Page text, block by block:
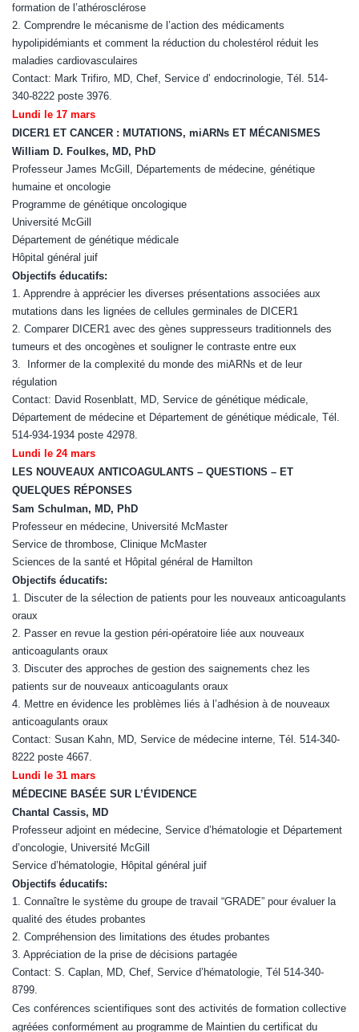
formation de l’athérosclérose
2. Comprendre le mécanisme de l’action des médicaments
hypolipidémiants et comment la réduction du cholestérol réduit les
maladies cardiovasculaires
Contact: Mark Trifiro, MD, Chef, Service d’ endocrinologie, Tél. 514-
340-8222 poste 3976.
Lundi le 17 mars
DICER1 ET CANCER : MUTATIONS, miARNs ET MÉCANISMES
William D. Foulkes, MD, PhD
Professeur James McGill, Départements de médecine, génétique
humaine et oncologie
Programme de génétique oncologique
Université McGill
Département de génétique médicale
Hôpital général juif
Objectifs éducatifs:
1. Apprendre à apprécier les diverses présentations associées aux
mutations dans les lignées de cellules germinales de DICER1
2. Comparer DICER1 avec des gènes suppresseurs traditionnels des
tumeurs et des oncogènes et souligner le contraste entre eux
3. Informer de la complexité du monde des miARNs et de leur
régulation
Contact: David Rosenblatt, MD, Service de génétique médicale,
Département de médecine et Département de génétique médicale, Tél.
514-934-1934 poste 42978.
Lundi le 24 mars
LES NOUVEAUX ANTICOAGULANTS – QUESTIONS – ET
QUELQUES RÉPONSES
Sam Schulman, MD, PhD
Professeur en médecine, Université McMaster
Service de thrombose, Clinique McMaster
Sciences de la santé et Hôpital général de Hamilton
Objectifs éducatifs:
1. Discuter de la sélection de patients pour les nouveaux anticoagulants
oraux
2. Passer en revue la gestion péri-opératoire liée aux nouveaux
anticoagulants oraux
3. Discuter des approches de gestion des saignements chez les
patients sur de nouveaux anticoagulants oraux
4. Mettre en évidence les problèmes liés à l’adhésion à de nouveaux
anticoagulants oraux
Contact: Susan Kahn, MD, Service de médecine interne, Tél. 514-340-
8222 poste 4667.
Lundi le 31 mars
MÉDECINE BASÉE SUR L’ÉVIDENCE
Chantal Cassis, MD
Professeur adjoint en médecine, Service d’hématologie et Département
d’oncologie, Université McGill
Service d’hématologie, Hôpital général juif
Objectifs éducatifs:
1. Connaître le système du groupe de travail “GRADE” pour évaluer la
qualité des études probantes
2. Compréhension des limitations des études probantes
3. Appréciation de la prise de décisions partagée
Contact: S. Caplan, MD, Chef, Service d’hématologie, Tél 514-340-
8799.
Ces conférences scientifiques sont des activités de formation collective
agréées conformément au programme de Maintien du certificat du